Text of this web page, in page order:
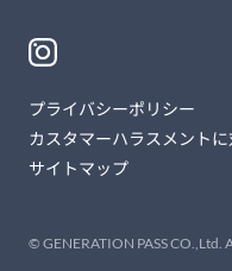
プライバシーポリシー
カスタマーハラスメント
サイトマップ
© GENERATION PASS CO.,Ltd.